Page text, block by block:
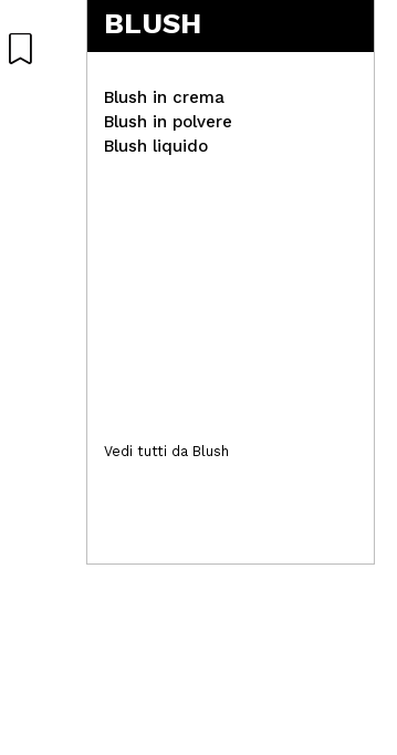
(1)
BLUSH
Blush in crema
Blush in polvere
Blush liquido
Vedi tutti da Blush